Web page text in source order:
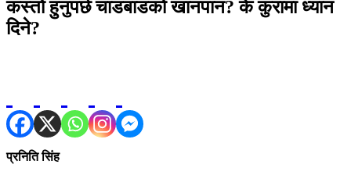
कस्तो हुनुपर्छ चाडबाडको खानपान? के कुरामा ध्यान
दिने?
प्रनिति सिंह